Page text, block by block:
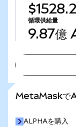
循環供給量
9.87億
MetaMaskで
ALPHAを購入